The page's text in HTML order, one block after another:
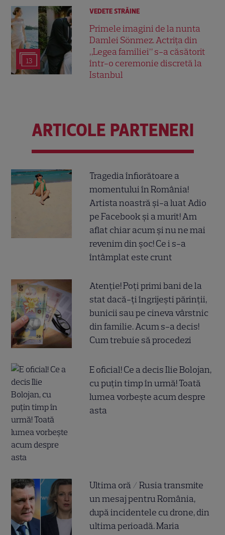
13
VEDETE STRĂINE
Primele imagini de la nunta
Damlei Sönmez. Actrița din
„Legea familiei” s-a căsătorit
într-o ceremonie discretă la
Istanbul
ARTICOLE PARTENERI
Tragedia înfiorătoare a
momentului în România!
Artista noastră și-a luat Adio
pe Facebook și a murit! Am
aflat chiar acum și nu ne mai
revenim din șoc! Ce i s-a
întâmplat este crunt
Atenție! Poți primi bani de la
stat dacă-ți îngrijești părinții,
bunicii sau pe cineva vârstnic
din familie. Acum s-a decis!
Cum trebuie să procedezi
E oficial! Ce a decis Ilie Bolojan,
cu puțin timp în urmă! Toată
lumea vorbește acum despre
asta
Ultima oră / Rusia transmite
un mesaj pentru România,
după incidentele cu drone, din
ultima perioadă. Maria